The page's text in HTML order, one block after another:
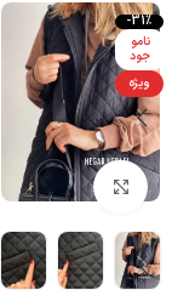
-31%
نامو
جود
ویژه
بزرگنمایی تصویر